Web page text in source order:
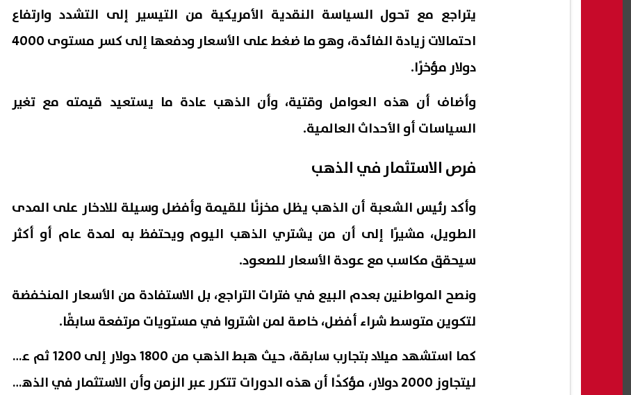
يتراجع مع تحول السياسة النقدية الأمريكية من التيسير إلى التشدد وارتفاع
احتمالات زيادة الفائدة، وهو ما ضغط على الأسعار ودفعها إلى كسر مستوى 4000
دولار مؤخرًا.
وأضاف أن هذه العوامل وقتية، وأن الذهب عادة ما يستعيد قيمته مع تغير
السياسات أو الأحداث العالمية.
فرص الاستثمار في الذهب
وأكد رئيس الشعبة أن الذهب يظل مخزنًا للقيمة وأفضل وسيلة للادخار على المدى
الطويل، مشيرًا إلى أن من يشتري الذهب اليوم ويحتفظ به لمدة عام أو أكثر
سيحقق مكاسب مع عودة الأسعار للصعود.
ونصح المواطنين بعدم البيع في فترات التراجع، بل الاستفادة من الأسعار المنخفضة
لتكوين متوسط شراء أفضل، خاصة لمن اشتروا في مستويات مرتفعة سابقًا.
كما استشهد ميلاد بتجارب سابقة، حيث هبط الذهب من 1800 دولار إلى 1200 ثم عاد
ليتجاوز 2000 دولار، مؤكدًا أن هذه الدورات تتكرر عبر الزمن وأن الاستثمار في الذهب
رابط نتيجة تنسيق رياض الأطفال
والصف الأول الابتدائي بالأزهر 2026
الحراري.. 4 ساعات خطرة يوميا
08 أغسطس, 2026 09:30 ص
عسكرية ضد الحوثيين على خطوط
التماس